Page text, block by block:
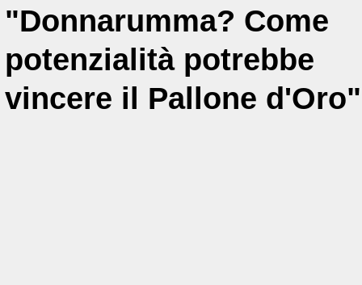
"Donnarumma? Come
potenzialità potrebbe
vincere il Pallone d'Oro"